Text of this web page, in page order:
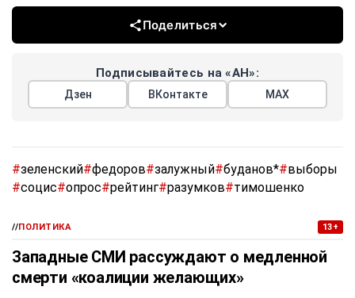
Поделиться
Подписывайтесь на «АН»:
Дзен ВКонтакте МАХ
#зеленский#федоров#залужный#буданов*#выборы
#социс#опрос#рейтинг#разумков#тимошенко
//ПОЛИТИКА 13+
Западные СМИ рассуждают о медленной
смерти «коалиции желающих»